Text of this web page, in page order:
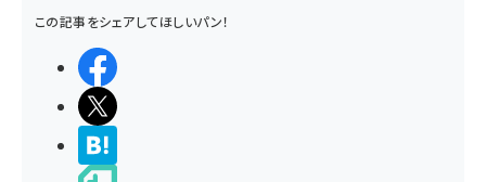
この記事をシェアしてほしいパン！